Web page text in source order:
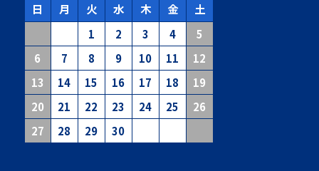
日
月 火 水 木 金 土
1 2 3 4
5
6
7 8 9 10 11
12
13
14 15 16 17 18
19
20
21 22 23 24 25
26
27
28 29 30